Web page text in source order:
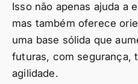
Isso não apenas ajuda a
mas também oferece
uma base sólida que
futuras, com segurança,
agilidade.